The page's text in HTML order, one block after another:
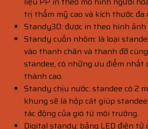
trị thẩm mỹ cao và kích thước đa
Standy3D: được in theo hình
Standy cuốn nhôm: là loại
vào thanh chân và thanh đỡ
standee, có những ưu điểm nhất
thành cao.
Standy chịu nước: standee có 2
khung sẽ là hộp cát giúp
tác động của gió từ môi trường.
Digital standy: bảng LED điện